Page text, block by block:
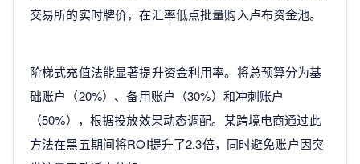
交易所的实时牌价，在汇率低点批量购入卢布资金池。
阶梯式充值法能显著提升资金利用率。将总预算分为基
础账户（20%）、备用账户（30%）和冲刺账户
（50%），根据投放效果动态调配。某跨境电商通过此
方法在黑五期间将ROI提升了2.3倍，同时避免账户因突